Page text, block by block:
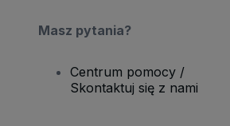
Masz pytania?
Centrum pomocy /
Skontaktuj się z nami